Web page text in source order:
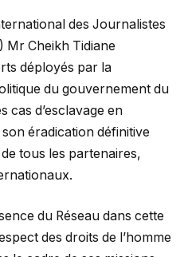
des Journalistes
Mr Cheikh Tidiane
déployés par la
du gouvernement du
cas d’esclavage en
éradication définitive
tous les partenaires,
du Réseau dans cette
des droits de l’homme